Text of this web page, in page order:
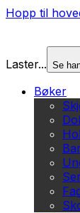
Hopp til
Laster... Se
Bøker